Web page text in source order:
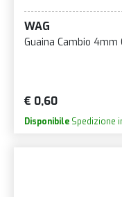
WAG
Guaina Cambio 4mm
€ 0,60
Disponibile Spedizione